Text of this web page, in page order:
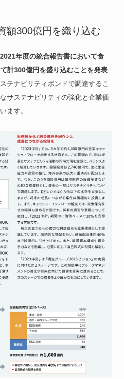
額300億円を織り込む
年度の統合報告書において食
計300億円を盛り込むことを発表
テナビリティボンドで調達するこ
サステナビリティの強化と企業価
ます。